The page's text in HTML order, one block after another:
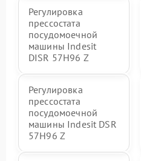
Регулировка
прессостата
посудомоечной
машины Indesit
DISR 57H96 Z
Регулировка
прессостата
посудомоечной
машины Indesit DSR
57H96 Z